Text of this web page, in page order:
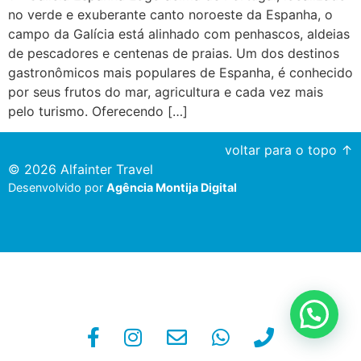
no verde e exuberante canto noroeste da Espanha, o
campo da Galícia está alinhado com penhascos, aldeias
de pescadores e centenas de praias. Um dos destinos
gastronômicos mais populares de Espanha, é conhecido
por seus frutos do mar, agricultura e cada vez mais
pelo turismo. Oferecendo […]
voltar para o topo ↑
© 2026 Alfainter Travel
Desenvolvido por Agência Montija Digital